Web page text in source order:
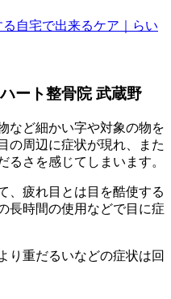
自宅で出来るケア｜らい
ート整骨院 武蔵野
など細かい字や対象の物を
の周辺に症状が現れ、また
るさを感じてしまいます。
、疲れ目とは目を酷使する
長時間の使用などで目に症
り重だるいなどの症状は回